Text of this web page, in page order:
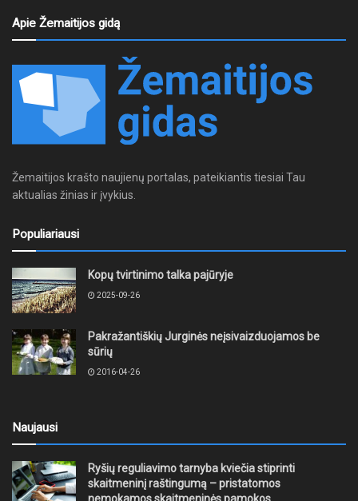
Apie Žemaitijos gidą
Žemaitijos krašto naujienų portalas, pateikiantis tiesiai Tau
aktualias žinias ir įvykius.
Populiariausi
Kopų tvirtinimo talka pajūryje
2025-09-26
Pakražantiškių Jurginės neįsivaizduojamos be
sūrių
2016-04-26
Naujausi
Ryšių reguliavimo tarnyba kviečia stiprinti
skaitmeninį raštingumą – pristatomos